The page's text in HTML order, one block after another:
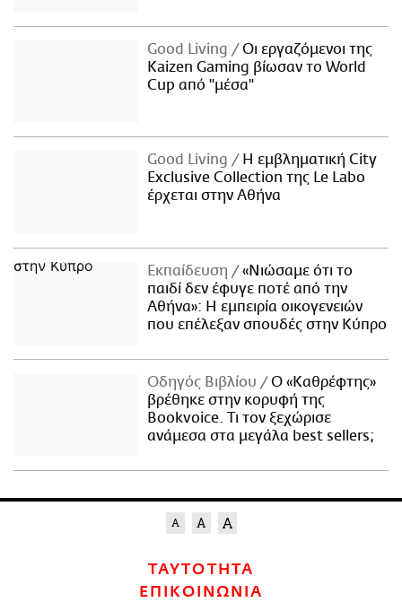
Good Living
Οι εργαζόμενοι της
Kaizen Gaming βίωσαν το World
Cup από "μέσα"
Good Living
Η εμβληματική City
Exclusive Collection της Le Labo
έρχεται στην Αθήνα
Εκπαίδευση
«Νιώσαμε ότι το
παιδί δεν έφυγε ποτέ από την
Αθήνα»: Η εμπειρία οικογενειών
που επέλεξαν σπουδές στην Κύπρο
Οδηγός Βιβλίου
Ο «Καθρέφτης»
βρέθηκε στην κορυφή της
Bookvoice. Τι τον ξεχώρισε
ανάμεσα στα μεγάλα best sellers;
ΤΑΥΤΟΤΗΤΑ
ΕΠΙΚΟΙΝΩΝΙΑ